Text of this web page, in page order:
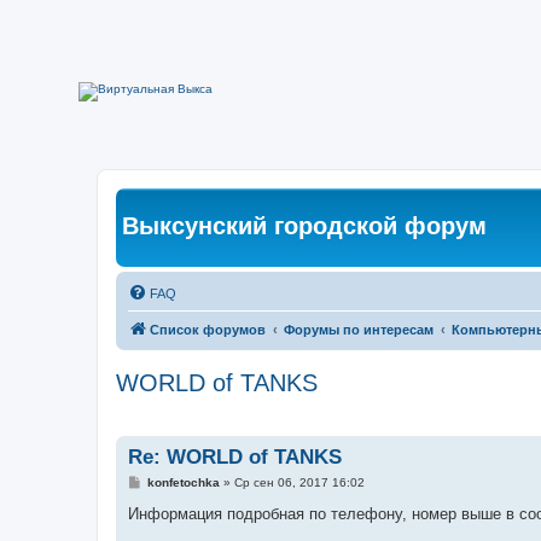
Выксунский городской форум
FAQ
Список форумов Форумы по интересам
WORLD of TANKS
Re: WORLD of TANKS
С
о
konfetochka » Ср сен 06, 2017 16:02
Информация подробная по телефону, номер выше в